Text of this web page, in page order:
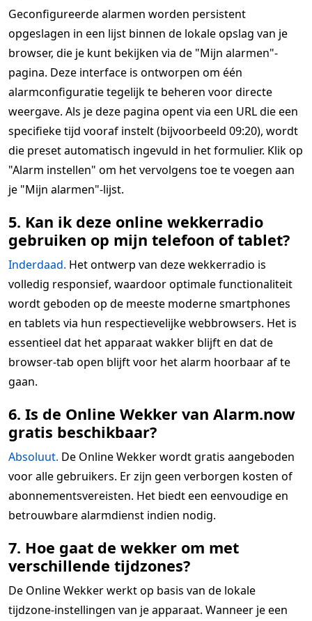
Geconfigureerde alarmen worden persistent
opgeslagen in een lijst binnen de lokale opslag van je
browser, die je kunt bekijken via de "Mijn alarmen"-
pagina. Deze interface is ontworpen om één
alarmconfiguratie tegelijk te beheren voor directe
weergave. Als je deze pagina opent via een URL die een
specifieke tijd vooraf instelt (bijvoorbeeld 09:20), wordt
die preset automatisch ingevuld in het formulier. Klik op
"Alarm instellen" om het vervolgens toe te voegen aan
je "Mijn alarmen"-lijst.
5. Kan ik deze online wekkerradio
gebruiken op mijn telefoon of tablet?
Inderdaad. Het ontwerp van deze wekkerradio is
volledig responsief, waardoor optimale functionaliteit
wordt geboden op de meeste moderne smartphones
en tablets via hun respectievelijke webbrowsers. Het is
essentieel dat het apparaat wakker blijft en dat de
browser-tab open blijft voor het alarm hoorbaar af te
gaan.
6. Is de Online Wekker van Alarm.now
gratis beschikbaar?
Absoluut. De Online Wekker wordt gratis aangeboden
voor alle gebruikers. Er zijn geen verborgen kosten of
abonnementsvereisten. Het biedt een eenvoudige en
betrouwbare alarmdienst indien nodig.
7. Hoe gaat de wekker om met
verschillende tijdzones?
De Online Wekker werkt op basis van de lokale
tijdzone-instellingen van je apparaat. Wanneer je een